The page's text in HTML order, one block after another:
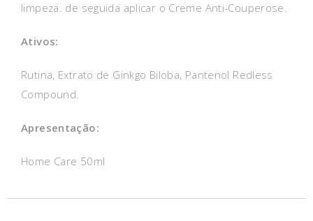
limpeza. de seguida aplicar o Creme Anti-Couperose.
Ativos:
Rutina, Extrato de Ginkgo Biloba, Pantenol Redless
Compound.
Apresentação:
Home Care 50ml